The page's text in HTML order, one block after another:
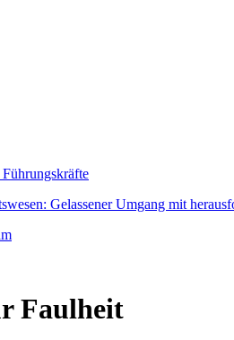
Gelassener Umgang mit
Faulheit